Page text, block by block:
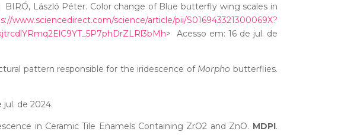
BIRÓ, László Péter. Color change of Blue butterfly wing scales in
www.sciencedirect.com/science/article/pii/S016943321300069X?
> Acesso em: 16 de jul. de
pattern responsible for the iridescence of Morpho butterflies.
jul. de 2024.
in Ceramic Tile Enamels Containing ZrO2 and ZnO. MDPI.